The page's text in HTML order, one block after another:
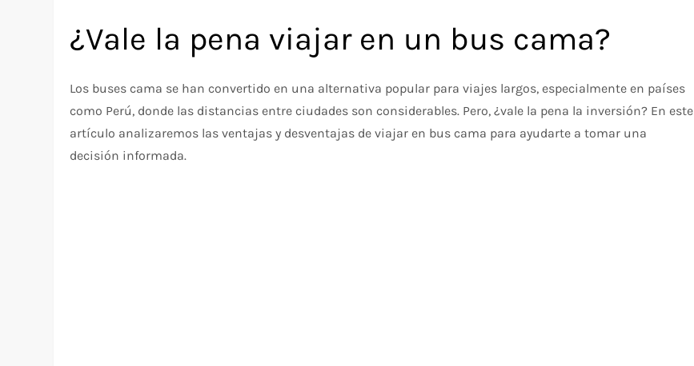
¿Vale la pena viajar en un bus cama?
Los buses cama se han convertido en una alternativa popular para viajes largos, especialmente en países
como Perú, donde las distancias entre ciudades son considerables. Pero, ¿vale la pena la inversión? En este
artículo analizaremos las ventajas y desventajas de viajar en bus cama para ayudarte a tomar una
decisión informada.